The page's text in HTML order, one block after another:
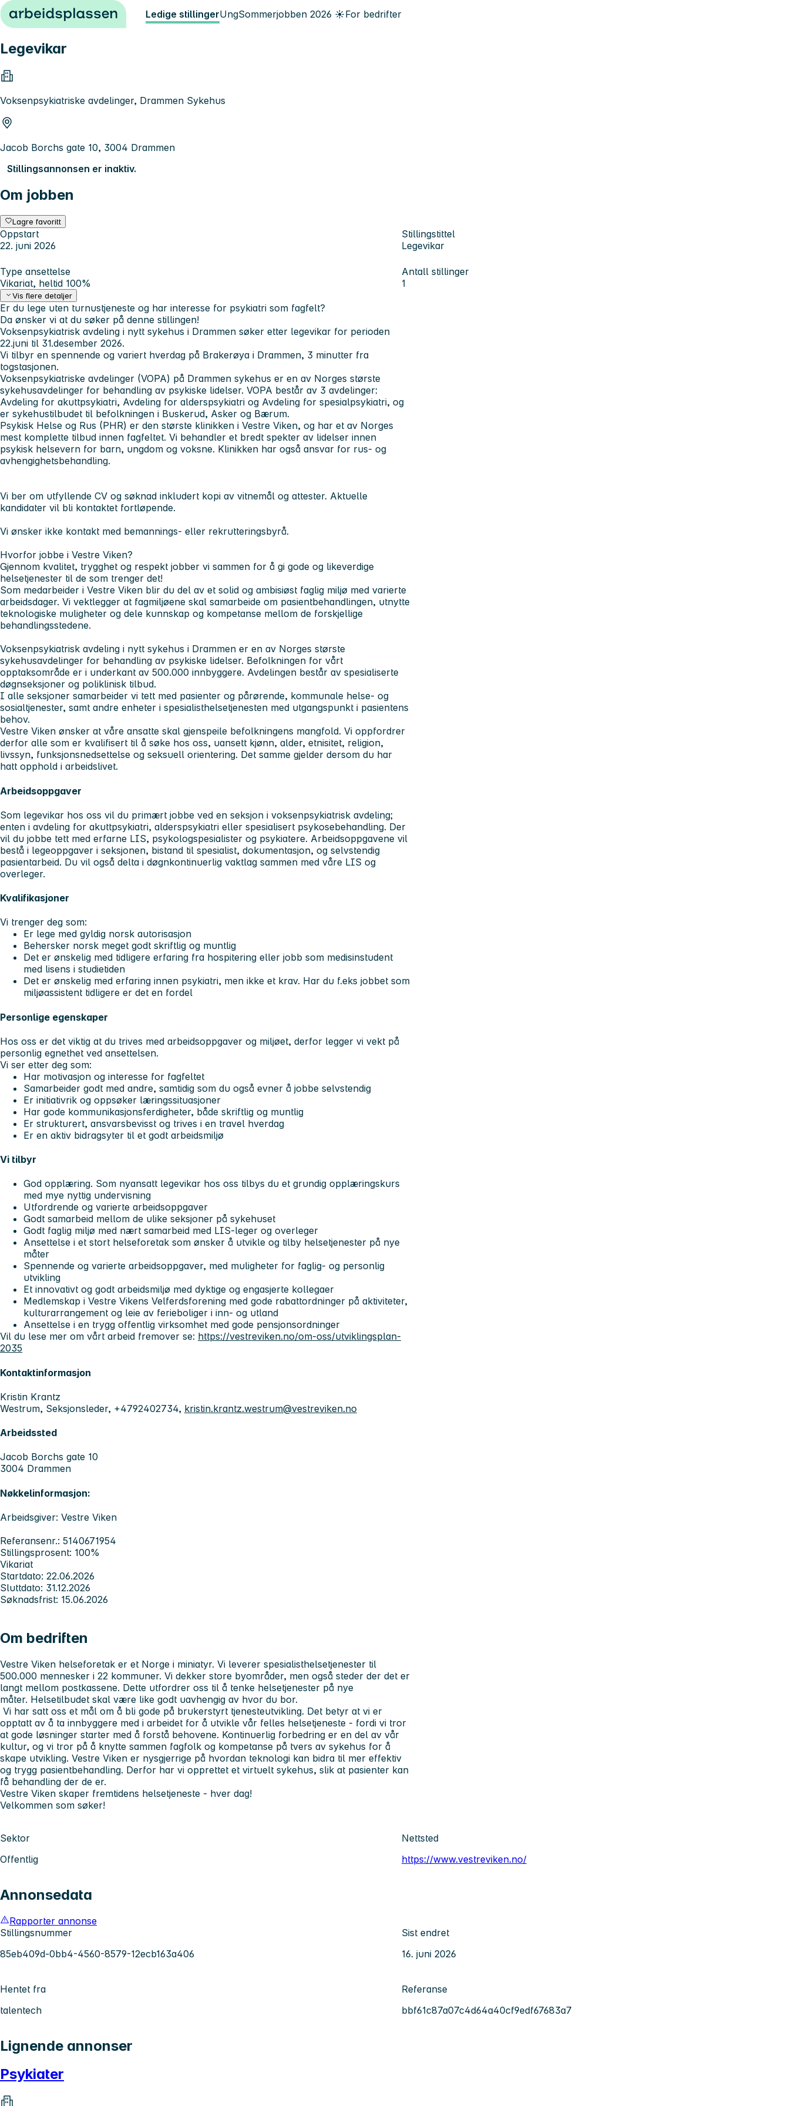
Hopp til innhold Ledige stillingerUngSommerjobben 2026 ☀️For bedrifter
Legevikar
Voksenpsykiatriske avdelinger, Drammen Sykehus
Jacob Borchs gate 10, 3004 Drammen
Stillingsannonsen er inaktiv.
Om jobben
Lagre favoritt
Oppstart
22. juni 2026
Stillingstittel
Legevikar
Type ansettelse
Vikariat, heltid 100%
Antall stillinger
1
Vis flere detaljer
Er du lege uten turnustjeneste og har interesse for psykiatri som fagfelt?
Da ønsker vi at du søker på denne stillingen!
Voksenpsykiatrisk avdeling i nytt sykehus i Drammen søker etter legevikar for perioden
22.juni til 31.desember 2026.
Vi tilbyr en spennende og variert hverdag på Brakerøya i Drammen, 3 minutter fra
togstasjonen.
Voksenpsykiatriske avdelinger (VOPA) på Drammen sykehus er en av Norges største
sykehusavdelinger for behandling av psykiske lidelser. VOPA består av 3 avdelinger:
Avdeling for akuttpsykiatri, Avdeling for alderspsykiatri og Avdeling for spesialpsykiatri, og
er sykehustilbudet til befolkningen i Buskerud, Asker og Bærum.
Psykisk Helse og Rus (PHR) er den største klinikken i Vestre Viken, og har et av Norges
mest komplette tilbud innen fagfeltet. Vi behandler et bredt spekter av lidelser innen
psykisk helsevern for barn, ungdom og voksne. Klinikken har også ansvar for rus- og
avhengighetsbehandling.
Vi ber om utfyllende CV og søknad inkludert kopi av vitnemål og attester. Aktuelle
kandidater vil bli kontaktet fortløpende.
Vi ønsker ikke kontakt med bemannings- eller rekrutteringsbyrå.
Hvorfor jobbe i Vestre Viken?
Gjennom kvalitet, trygghet og respekt jobber vi sammen for å gi gode og likeverdige
helsetjenester til de som trenger det!
Som medarbeider i Vestre Viken blir du del av et solid og ambisiøst faglig miljø med varierte
arbeidsdager. Vi vektlegger at fagmiljøene skal samarbeide om pasientbehandlingen, utnytte
teknologiske muligheter og dele kunnskap og kompetanse mellom de forskjellige
behandlingsstedene.
Voksenpsykiatrisk avdeling i nytt sykehus i Drammen er en av Norges største
sykehusavdelinger for behandling av psykiske lidelser. Befolkningen for vårt
opptaksområde er i underkant av 500.000 innbyggere. Avdelingen består av spesialiserte
døgnseksjoner og poliklinisk tilbud.
I alle seksjoner samarbeider vi tett med pasienter og pårørende, kommunale helse- og
sosialtjenester, samt andre enheter i spesialisthelsetjenesten med utgangspunkt i pasientens
behov.
Vestre Viken ønsker at våre ansatte skal gjenspeile befolkningens mangfold. Vi oppfordrer
derfor alle som er kvalifisert til å søke hos oss, uansett kjønn, alder, etnisitet, religion,
livssyn, funksjonsnedsettelse og seksuell orientering. Det samme gjelder dersom du har
hatt opphold i arbeidslivet.
Arbeidsoppgaver
Som legevikar hos oss vil du primært jobbe ved en seksjon i voksenpsykiatrisk avdeling;
enten i avdeling for akuttpsykiatri, alderspsykiatri eller spesialisert psykosebehandling. Der
vil du jobbe tett med erfarne LIS, psykologspesialister og psykiatere. Arbeidsoppgavene vil
bestå i legeoppgaver i seksjonen, bistand til spesialist, dokumentasjon, og selvstendig
pasientarbeid. Du vil også delta i døgnkontinuerlig vaktlag sammen med våre LIS og
overleger.
Kvalifikasjoner
Vi trenger deg som:
Er lege med gyldig norsk autorisasjon
Behersker norsk meget godt skriftlig og muntlig
Det er ønskelig med tidligere erfaring fra hospitering eller jobb som medisinstudent
med lisens i studietiden
Det er ønskelig med erfaring innen psykiatri, men ikke et krav. Har du f.eks jobbet som
miljøassistent tidligere er det en fordel
Personlige egenskaper
Hos oss er det viktig at du trives med arbeidsoppgaver og miljøet, derfor legger vi vekt på
personlig egnethet ved ansettelsen.
Vi ser etter deg som:
Har motivasjon og interesse for fagfeltet
Samarbeider godt med andre, samtidig som du også evner å jobbe selvstendig
Er initiativrik og oppsøker læringssituasjoner
Har gode kommunikasjonsferdigheter, både skriftlig og muntlig
Er strukturert, ansvarsbevisst og trives i en travel hverdag
Er en aktiv bidragsyter til et godt arbeidsmiljø
Vi tilbyr
God opplæring. Som nyansatt legevikar hos oss tilbys du et grundig opplæringskurs
med mye nyttig undervisning
Utfordrende og varierte arbeidsoppgaver
Godt samarbeid mellom de ulike seksjoner på sykehuset
Godt faglig miljø med nært samarbeid med LIS-leger og overleger
Ansettelse i et stort helseforetak som ønsker å utvikle og tilby helsetjenester på nye
måter
Spennende og varierte arbeidsoppgaver, med muligheter for faglig- og personlig
utvikling
Et innovativt og godt arbeidsmiljø med dyktige og engasjerte kollegaer
Medlemskap i Vestre Vikens Velferdsforening med gode rabattordninger på aktiviteter,
kulturarrangement og leie av ferieboliger i inn- og utland
Ansettelse i en trygg offentlig virksomhet med gode pensjonsordninger
Vil du lese mer om vårt arbeid fremover se: https://vestreviken.no/om-oss/utviklingsplan-
2035
Kontaktinformasjon
Kristin Krantz
Westrum, Seksjonsleder, +4792402734, kristin.krantz.westrum@vestreviken.no
Arbeidssted
Jacob Borchs gate 10
3004 Drammen
Nøkkelinformasjon:
Arbeidsgiver: Vestre Viken
Referansenr.: 5140671954
Stillingsprosent: 100%
Vikariat
Startdato: 22.06.2026
Sluttdato: 31.12.2026
Søknadsfrist: 15.06.2026
Om bedriften
Vestre Viken helseforetak er et Norge i miniatyr. Vi leverer spesialisthelsetjenester til
500.000 mennesker i 22 kommuner. Vi dekker store byområder, men også steder der det er
langt mellom postkassene. Dette utfordrer oss til å tenke helsetjenester på nye
måter. Helsetilbudet skal være like godt uavhengig av hvor du bor.
Vi har satt oss et mål om å bli gode på brukerstyrt tjenesteutvikling. Det betyr at vi er
opptatt av å ta innbyggere med i arbeidet for å utvikle vår felles helsetjeneste - fordi vi tror
at gode løsninger starter med å forstå behovene. Kontinuerlig forbedring er en del av vår
kultur, og vi tror på å knytte sammen fagfolk og kompetanse på tvers av sykehus for å
skape utvikling. Vestre Viken er nysgjerrige på hvordan teknologi kan bidra til mer effektiv
og trygg pasientbehandling. Derfor har vi opprettet et virtuelt sykehus, slik at pasienter kan
få behandling der de er.
Vestre Viken skaper fremtidens helsetjeneste - hver dag!
Velkommen som søker!
Sektor
Offentlig
Nettsted
https://www.vestreviken.no/
Annonsedata
Rapporter annonse
Stillingsnummer
85eb409d-0bb4-4560-8579-12ecb163a406
Sist endret
16. juni 2026
Hentet fra
talentech
Referanse
bbf61c87a07c4d64a40cf9edf67683a7
Lignende annonser
Psykiater